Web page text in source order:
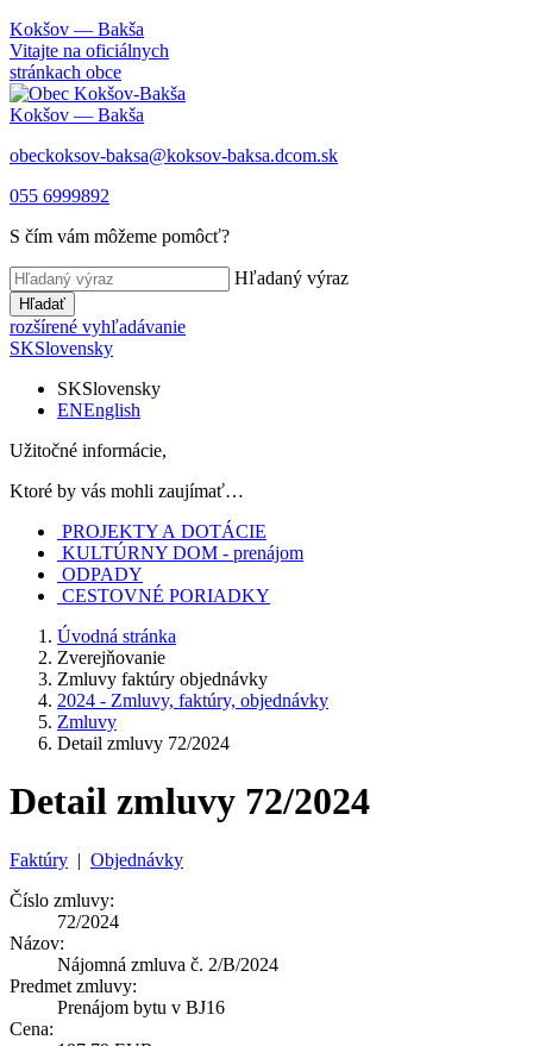
Kokšov — Bakša
Vitajte na oficiálnych
stránkach obce
Kokšov — Bakša
obeckoksov-baksa@koksov-baksa.dcom.sk
055 6999892
S čím vám môžeme pomôcť?
Hľadaný výraz
Hľadať
rozšírené vyhľadávanie
SKSlovensky
SKSlovensky
ENEnglish
Užitočné informácie,
Ktoré by vás mohli zaujímať…
PROJEKTY A DOTÁCIE
KULTÚRNY DOM - prenájom
ODPADY
CESTOVNÉ PORIADKY
Úvodná stránka
Zverejňovanie
Zmluvy faktúry objednávky
2024 - Zmluvy, faktúry, objednávky
Zmluvy
Detail zmluvy 72/2024
Detail zmluvy 72/2024
Faktúry | Objednávky
Číslo zmluvy:
72/2024
Názov:
Nájomná zmluva č. 2/B/2024
Predmet zmluvy:
Prenájom bytu v BJ16
Cena: